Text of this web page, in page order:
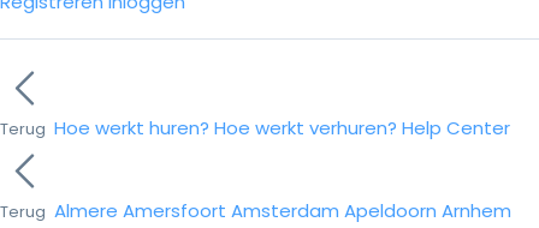
Terug Hoe werkt huren? Hoe werkt verhuren? Help Center
Terug Almere Amersfoort Amsterdam Apeldoorn Arnhem